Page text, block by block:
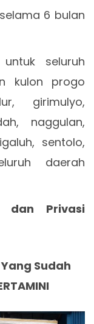
6 bulan
seluruh
kulon progo
girimulyo,
naggulan,
sentolo,
daerah
dan Privasi
Sudah